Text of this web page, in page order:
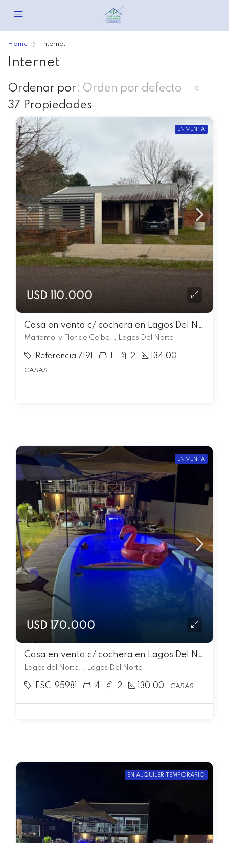
Home Internet
Internet
37 Propiedades
Ordenar por: Orden por defecto
EN VENTA
USD 110.000
Casa en venta c/ cochera en Lagos Del Norte
Mariamol y Flor de Ceibo, , Lagos Del Norte
Referencia 7191 2 134.00
CASAS
EN VENTA
USD 170.000
Casa en venta c/ cochera en Lagos Del Norte
Lagos del Norte, , Lagos Del Norte
ESC-95981 4 2 130.00 CASAS
EN ALQUILER TEMPORARIO